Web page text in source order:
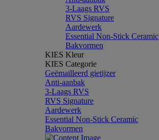
3-Laags RVS
RVS Signature
Aardewerk
Essential Non-Stick Ceramic
Bakvormen
KIES Kleur
KIES Categorie
Geëmailleerd gietijzer
Anti-aanbak
3-Laags RVS
RVS Signature
Aardewerk
Essential Non-Stick Ceramic
Bakvormen